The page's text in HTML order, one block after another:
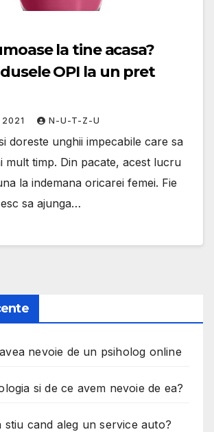
la tine acasa?
OPI la un pret
N-U-T-Z-U
doreste unghii impecabile care sa
mult timp. Din pacate, acest lucru
la indemana oricarei femei. Fie
sa ajunga…
nevoie de un psiholog online
si de ce avem nevoie de ea?
stiu cand aleg un service auto?